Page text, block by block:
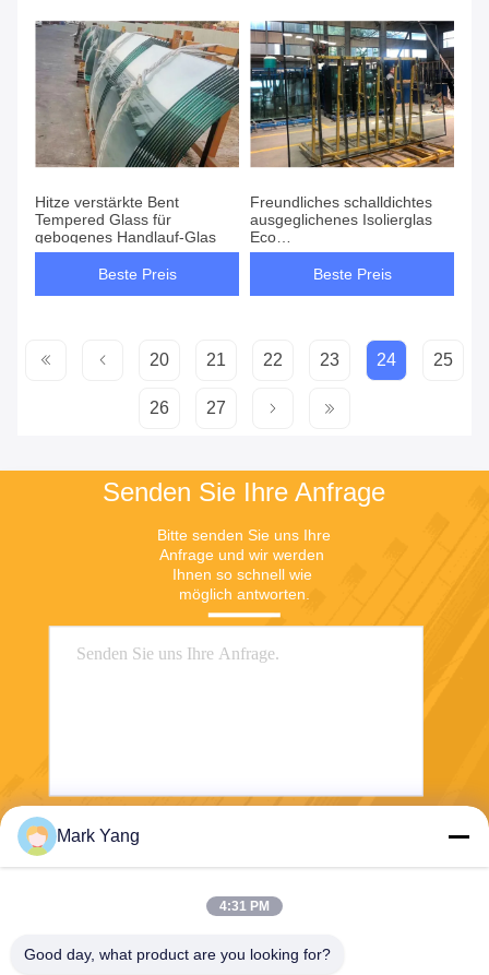
Hitze verstärkte Bent
Tempered Glass für
gebogenes Handlauf-Glas
Beste Preis
Freundliches schalldichtes
ausgeglichenes Isolierglas
Eco
täfelt,/kundenspezifisches
ausgeglichenes Glas
Beste Preis
20 21 22 23 24 25
26 27
Senden Sie Ihre Anfrage
Bitte senden Sie uns Ihre
Anfrage und wir werden
Ihnen so schnell wie
möglich antworten.
Mark Yang
4:31 PM
Good day, what product are you looking for?